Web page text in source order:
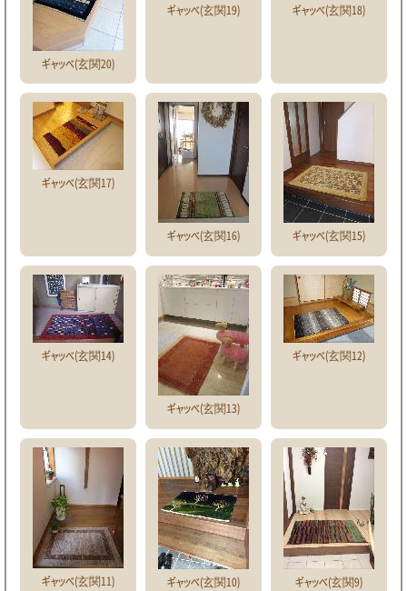
ギャッベ(玄関20)
ギャッベ(玄関19) ギャッベ(玄関18)
ギャッベ(玄関17)
ギャッベ(玄関16) ギャッベ(玄関15)
ギャッベ(玄関14)
ギャッベ(玄関13)
ギャッベ(玄関12)
ギャッベ(玄関11) ギャッベ(玄関10) ギャッベ(玄関9)